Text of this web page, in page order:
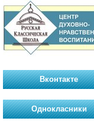
Вконтакте
Однокласники